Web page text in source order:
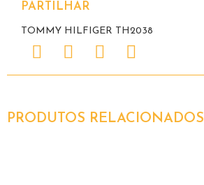
PARTILHAR
TOMMY HILFIGER TH2038
PRODUTOS RELACIONADOS